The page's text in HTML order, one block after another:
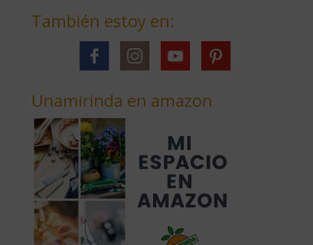
También estoy en:
Unamirinda en amazon